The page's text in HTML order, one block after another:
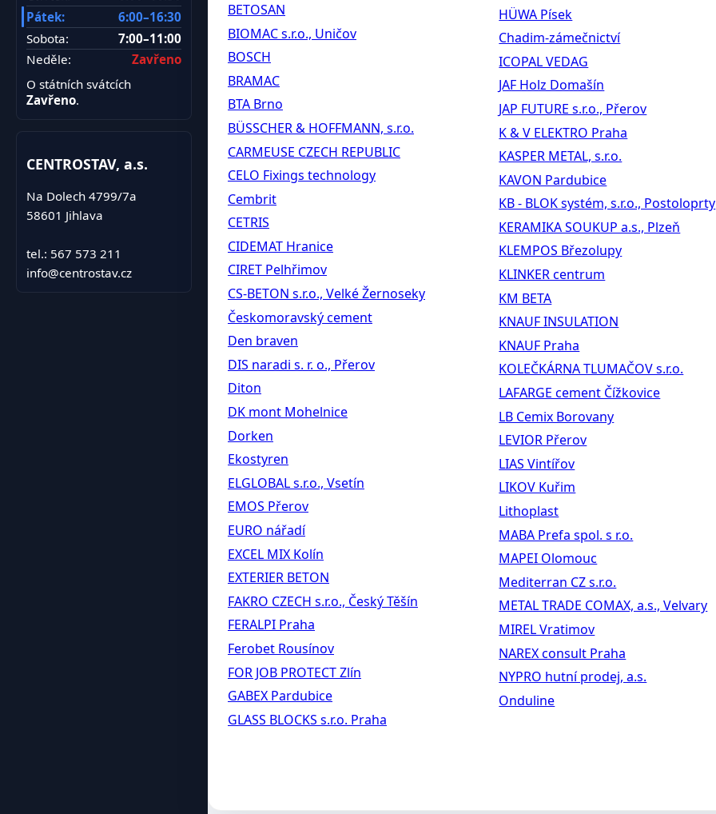
Pátek:
6:00–16:30
Sobota:
7:00–11:00
Neděle:
Zavřeno
O státních svátcích
Zavřeno.
CENTROSTAV, a.s.
Na Dolech 4799/7a
58601 Jihlava
tel.: 567 573 211
info@centrostav.cz
BETOSAN
BIOMAC s.r.o., Uničov
BOSCH
BRAMAC
BTA Brno
BÜSSCHER & HOFFMANN, s.r.o.
CARMEUSE CZECH REPUBLIC
CELO Fixings technology
Cembrit
CETRIS
CIDEMAT Hranice
CIRET Pelhřimov
CS-BETON s.r.o., Velké Žernoseky
Českomoravský cement
Den braven
DIS naradi s. r. o., Přerov
Diton
DK mont Mohelnice
Dorken
Ekostyren
ELGLOBAL s.r.o., Vsetín
EMOS Přerov
EURO nářadí
EXCEL MIX Kolín
EXTERIER BETON
FAKRO CZECH s.r.o., Český Těšín
FERALPI Praha
Ferobet Rousínov
FOR JOB PROTECT Zlín
GABEX Pardubice
GLASS BLOCKS s.r.o. Praha
HÜWA Písek
Chadim-zámečnictví
ICOPAL VEDAG
JAF Holz Domašín
JAP FUTURE s.r.o., Přerov
K & V ELEKTRO Praha
KASPER METAL, s.r.o.
KAVON Pardubice
KB - BLOK systém, s.r.o., Postoloprty
KERAMIKA SOUKUP a.s., Plzeň
KLEMPOS Březolupy
KLINKER centrum
KM BETA
KNAUF INSULATION
KNAUF Praha
KOLEČKÁRNA TLUMAČOV s.r.o.
LAFARGE cement Čížkovice
LB Cemix Borovany
LEVIOR Přerov
LIAS Vintířov
LIKOV Kuřim
Lithoplast
MABA Prefa spol. s r.o.
MAPEI Olomouc
Mediterran CZ s.r.o.
METAL TRADE COMAX, a.s., Velvary
MIREL Vratimov
NAREX consult Praha
NYPRO hutní prodej, a.s.
Onduline